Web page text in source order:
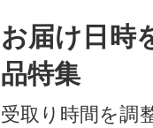
お届け日時
品特集
受取り時間を調